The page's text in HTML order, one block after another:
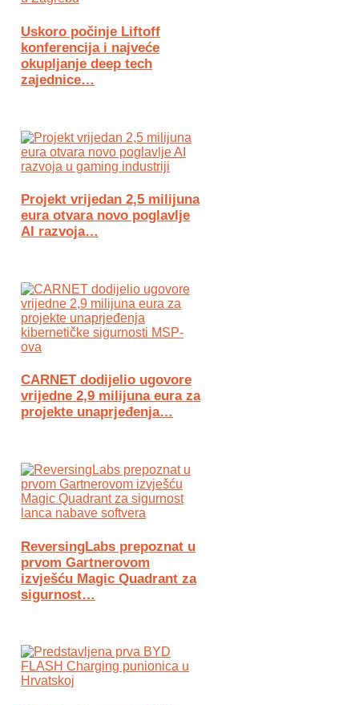
Uskoro počinje Liftoff
konferencija i najveće
okupljanje deep tech
zajednice…
Projekt vrijedan 2,5 milijuna
eura otvara novo poglavlje
AI razvoja…
CARNET dodijelio ugovore
vrijedne 2,9 milijuna eura za
projekte unaprjeđenja…
ReversingLabs prepoznat u
prvom Gartnerovom
izvješću Magic Quadrant za
sigurnost…